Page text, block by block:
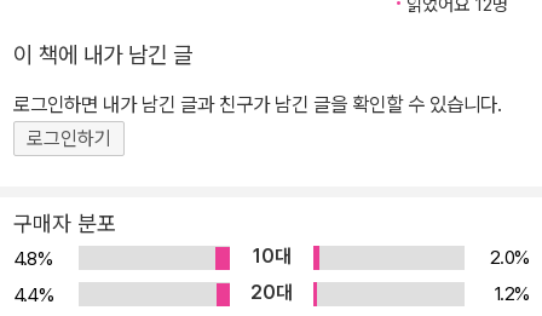
읽었어요 12명
이 책에 내가 남긴 글
로그인하면 내가 남긴 글과 친구가 남긴 글을 확인할 수 있습니다.
로그인하기
구매자 분포
4.8% 10대
2.0%
4.4%
20대
1.2%